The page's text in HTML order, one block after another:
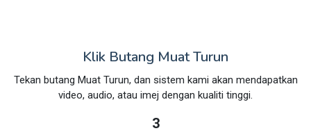
Klik Butang Muat Turun
Tekan butang Muat Turun, dan sistem kami akan mendapatkan
video, audio, atau imej dengan kualiti tinggi.
3